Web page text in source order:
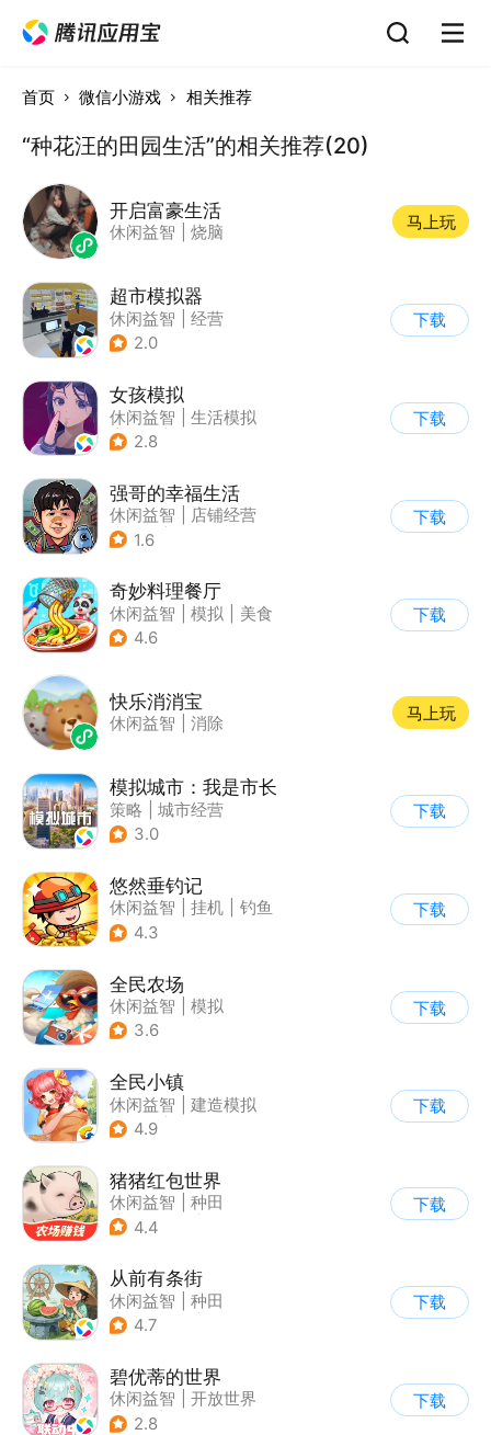
首页 微信小游戏 相关推荐
“种花汪的田园生活”的相关推荐(20)
开启富豪生活
休闲益智 烧脑
马上玩
超市模拟器
休闲益智
经营
| 文字游戏
2.0
下载
女孩模拟
休闲益智
生活模拟
| 校园
2.8
下载
强哥的幸福生活
休闲益智
店铺经营
| 卡通
1.6
下载
奇妙料理餐厅
休闲益智 模拟
美食
| 宝宝巴士
4.6
下载
快乐消消宝
休闲益智 消除
马上玩
模拟城市：我是市长
策略
城市经营
| 模拟城市
3.0
下载
悠然垂钓记
休闲益智 挂机
钓鱼
| 积分网赚
4.3
下载
全民农场
休闲益智
模拟
| 田园生活
3.6
下载
全民小镇
休闲益智
建造模拟
| 卡通
4.9
下载
猪猪红包世界
休闲益智
种田
| 田园生活
4.4
下载
从前有条街
休闲益智
种田
| 田园生活
4.7
下载
碧优蒂的世界
休闲益智
开放世界
| Q版
2.8
下载